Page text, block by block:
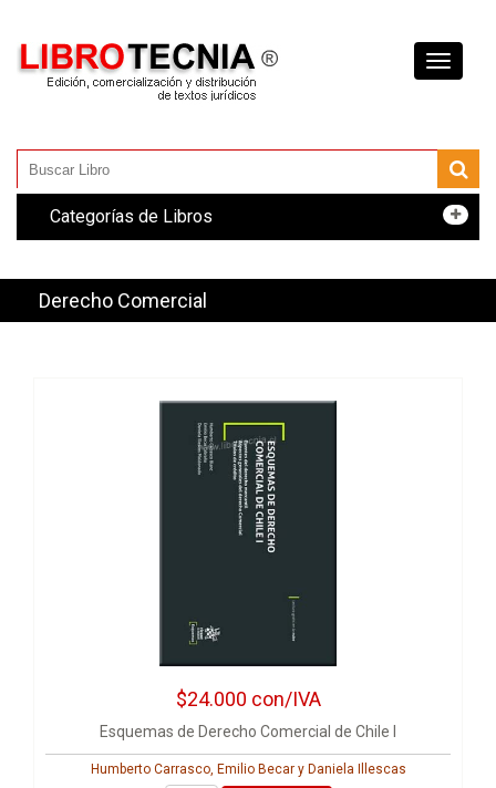
Toggle
Categorías de Libros
Derecho Comercial
$24.000 con/IVA
Esquemas de Derecho Comercial de Chile I
Humberto Carrasco, Emilio Becar y Daniela Illescas